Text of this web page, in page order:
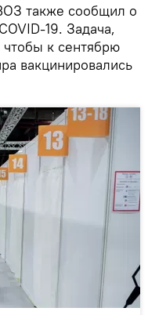
также сообщил о
19. Задача,
чтобы к сентябрю
вакцинировались